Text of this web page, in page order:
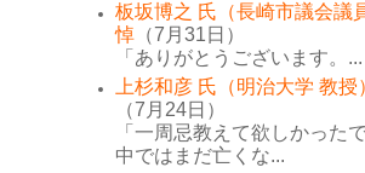
板坂博之 氏（長崎市議会議
悼 （7月31日）
「ありがとうございます。...
上杉和彦 氏（明治大学 教授
（7月24日）
「一周忌教えて欲しかった
中ではまだ亡くな...